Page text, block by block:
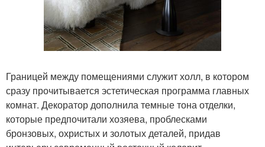
Границей между помещениями служит холл, в котором
сразу прочитывается эстетическая программа главных
комнат. Декоратор дополнила темные тона отделки,
которые предпочитали хозяева, проблесками
бронзовых, охристых и золотых деталей, придав